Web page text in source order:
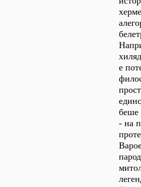
е
беше
- на